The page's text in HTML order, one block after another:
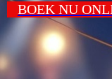
BOEK NU